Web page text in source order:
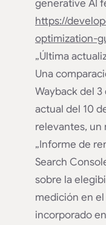
generative AI
https://
optimization-
„Última
Una
Wayback del
actual del 10
relevantes, un
„Informe de
Search
sobre la
medición en
incorporado